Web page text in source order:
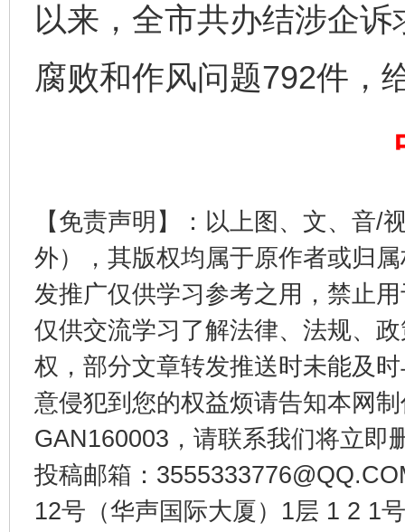
以来，全市共办结涉企
腐败和作风问题792件，
【免责声明】：以上图、文、音/
外），其版权均属于原作者或归
发推广仅供学习参考之用，禁止
仅供交流学习了解法律、法规、
权，部分文章转发推送时未能及
意侵犯到您的权益烦请告知本网
GAN160003，请联系我们将立即
投稿邮箱：
12号（华声国际大厦）1层 1 2 1
东山县通报“牛蛙产品抗生素超标问题” 法
千年窑火 生生不息